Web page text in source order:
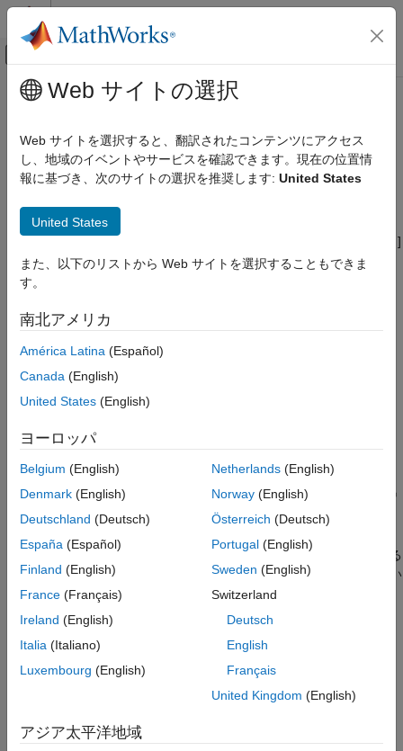
コンテンツへスキップ
オフキャンバス ナビゲーション メ
ドキュメンテーションのホーム
Embedded Coder
コードとツールのカスタマイズ
タマイズ
コード生成のコンフィギュレーション セット
カスタム コメント (MPT オブジェクトのみ)
説明
依存関係
プログラムでの使用
バージョン履歴
参考
メインコンテンツ
カスタム コメント (MPT オブジェ
クトのみ)
MPT の信号およびパラメーターのデータについてのコメントを
[コード生成] / [コメント]
説明
モジュール パッケージ化ツール (MPT) の信号およびパラメータ
ーのデータ オブジェクトについてカスタム コメントを生成コー
ドに含めるかどうかを指定します。MPT データ オブジェクトは
クラスmpt.Parameter
依存関係
このパラメーターは ERT ベースのターゲットの場合にのみ
このパラメーターには、コード生成時に Embedded Coder ®
のライセンスが必要です。
このパラメーターでは、 [カスタム コメント関数]
で指定する
MATLAB®
言語ファイルまたは TLC ファイルで定義されてい
る関数にコメントが含まれていなければなりません。
設定
off (既定値) | on
生成コード内の信号およびパラメーターの MPT オブジェクトに
Web サイトの選択
Web サイトを選択すると、翻訳されたコンテンツにアクセス
し、地域のイベントやサービスを確認できます。現在の位置情
報に基づき、次のサイトの選択を推奨します: United States
United States
また、以下のリストから Web サイトを選択することもできま
す。
南北アメリカ
América Latina (Español)
Canada (English)
United States (English)
ヨーロッパ
Belgium (English)
Denmark (English)
Deutschland (Deutsch)
España (Español)
Finland (English)
France (Français)
Ireland (English)
Italia (Italiano)
Luxembourg (English)
Netherlands(English)
Norway(English)
Österreich (Deutsch)
Portugal(English)
Sweden (English)
Switzerland
Deutsch
English
Français
United Kingdom (English)
アジア太平洋地域